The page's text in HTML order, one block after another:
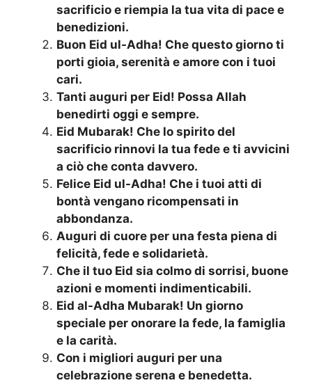
sacrificio e riempia la tua vita di pace e
benedizioni.
Buon Eid ul-Adha! Che questo giorno ti
porti gioia, serenità e amore con i tuoi
cari.
Tanti auguri per Eid! Possa Allah
benedirti oggi e sempre.
Eid Mubarak! Che lo spirito del
sacrificio rinnovi la tua fede e ti avvicini
a ciò che conta davvero.
Felice Eid ul-Adha! Che i tuoi atti di
bontà vengano ricompensati in
abbondanza.
Auguri di cuore per una festa piena di
felicità, fede e solidarietà.
Che il tuo Eid sia colmo di sorrisi, buone
azioni e momenti indimenticabili.
Eid al-Adha Mubarak! Un giorno
speciale per onorare la fede, la famiglia
e la carità.
Con i migliori auguri per una
celebrazione serena e benedetta.